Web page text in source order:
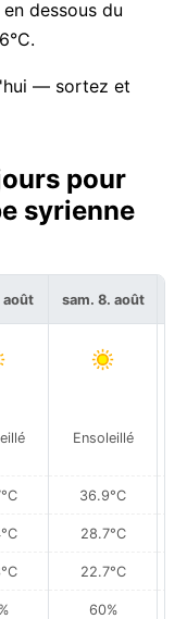
dessous du
— sortez et
pour
syrienne
août sam. 8. août
Ensoleillé
36.9°C
28.7°C
22.7°C
60%